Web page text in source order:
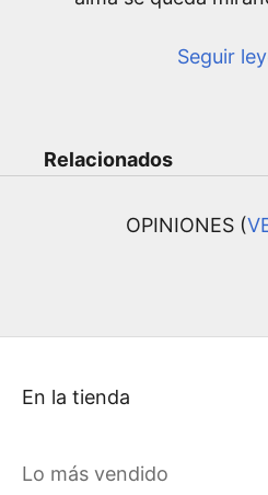
Seguir
Relacionados
OPINIONES (
En la tienda
Lo más vendido